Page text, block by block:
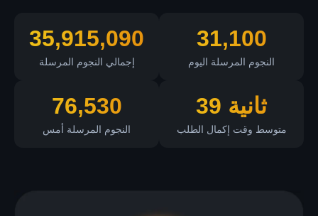
35,915,090
إجمالي النجوم المرسلة
31,100
النجوم المرسلة اليوم
76,530
النجوم المرسلة أمس
39 ثانية
متوسط وقت إكمال الطلب